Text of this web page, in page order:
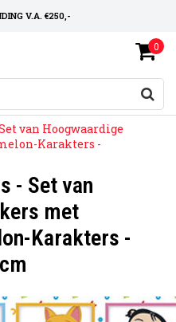
V.A. €250,-
MAAT
0
van Hoogwaardige
Karakters -
- Set van
met
Karakters -